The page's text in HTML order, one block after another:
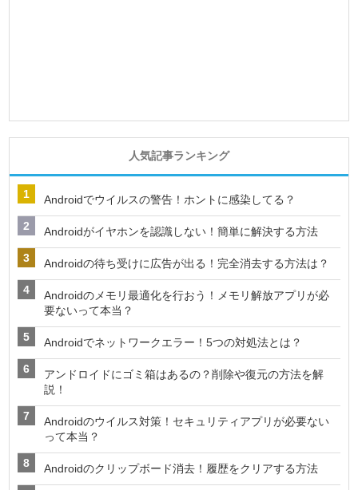
人気記事ランキング
Androidでウイルスの警告！ホントに感染してる？
Androidがイヤホンを認識しない！簡単に解決する方法
Androidの待ち受けに広告が出る！完全消去する方法は？
Androidのメモリ最適化を行おう！メモリ解放アプリが必
要ないって本当？
Androidでネットワークエラー！5つの対処法とは？
アンドロイドにゴミ箱はあるの？削除や復元の方法を解
説！
Androidのウイルス対策！セキュリティアプリが必要ない
って本当？
Androidのクリップボード消去！履歴をクリアする方法